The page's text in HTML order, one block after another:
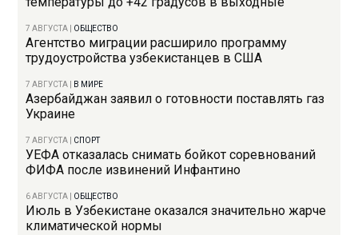
7 АВГУСТА ОБЩЕСТВО
Агентство миграции расширило программу
трудоустройства узбекистанцев в США
7 АВГУСТА В МИРЕ
Азербайджан заявил о готовности поставлять газ
Украине
7 АВГУСТА СПОРТ
УЕФА отказалась снимать бойкот соревнований
ФИФА после извинений Инфантино
6 АВГУСТА ОБЩЕСТВО
Июль в Узбекистане оказался значительно жарче
климатической нормы